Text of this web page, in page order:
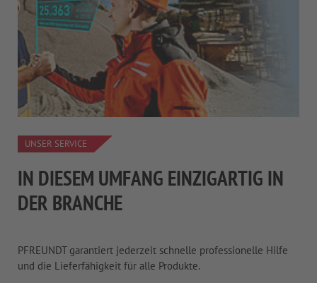
UNSER SERVICE
IN DIESEM UMFANG EINZIGARTIG IN
DER BRANCHE
PFREUNDT garantiert jederzeit schnelle professionelle Hilfe
und die Lieferfähigkeit für alle Produkte.